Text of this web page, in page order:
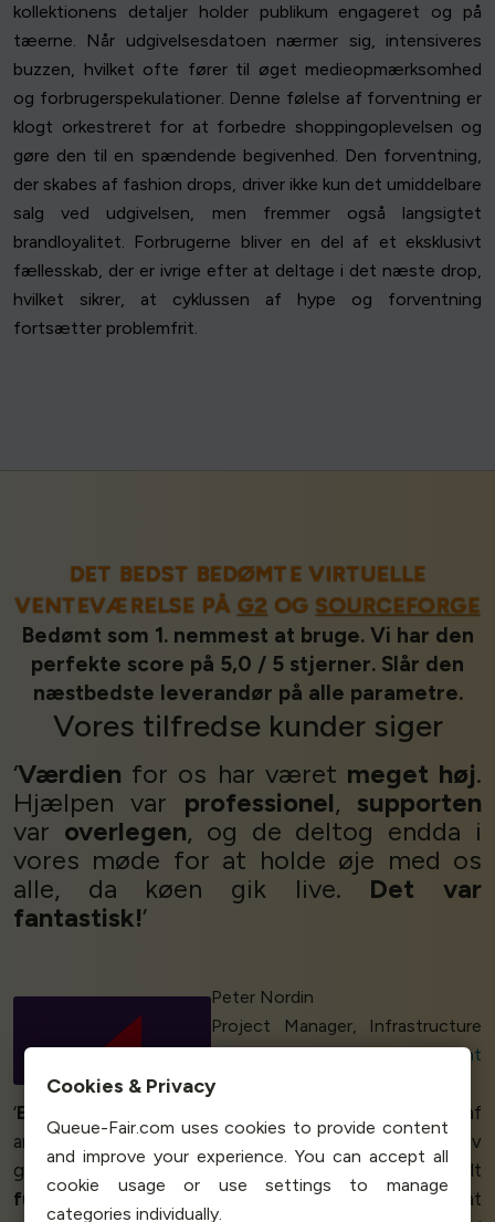
kollektionens detaljer holder publikum engageret og på
tæerne. Når udgivelsesdatoen nærmer sig, intensiveres
buzzen, hvilket ofte fører til øget medieopmærksomhed
og forbrugerspekulationer. Denne følelse af forventning er
klogt orkestreret for at forbedre shoppingoplevelsen og
gøre den til en spændende begivenhed. Den forventning,
der skabes af fashion drops, driver ikke kun det umiddelbare
salg ved udgivelsen, men fremmer også langsigtet
brandloyalitet. Forbrugerne bliver en del af et eksklusivt
fællesskab, der er ivrige efter at deltage i det næste drop,
hvilket sikrer, at cyklussen af hype og forventning
fortsætter problemfrit.
DET BEDST BEDØMTE VIRTUELLE
VENTEVÆRELSE PÅ G2 OG SOURCEFORGE
Bedømt som 1. nemmest at bruge. Vi har den
perfekte score på 5,0 / 5 stjerner. Slår den
næstbedste leverandør på alle parametre.
Vores tilfredse kunder siger
‘Værdien for os har været meget høj.
Hjælpen var professionel,supporten
var overlegen, og de deltog endda i
vores møde for at holde øje med os
alle, da køen gik live. Det var
fantastisk!’
Peter Nordin
Project Manager, Infrastructure
Swedish Board of Student
Finance
‘Elsker servicen
fra starten af
arrangementet til slutningen. Vores event blev
gennemført
fejlfrit
takket være Queue-Fair, og alt
fungerede mere end godt
👍 Vi ermeget glade
for, at
Cookies & Privacy
Queue-Fair.com uses cookies to provide content
and improve your experience. You can accept all
cookie usage or use settings to manage
categories individually.